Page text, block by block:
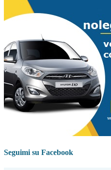
Seguimi su Facebook